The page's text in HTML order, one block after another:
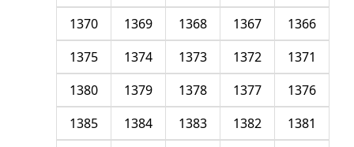
1366
1367
1368
1369
1370
1371
1372
1373
1374
1375
1376
1377
1378
1379
1380
1381
1382
1383
1384
1385